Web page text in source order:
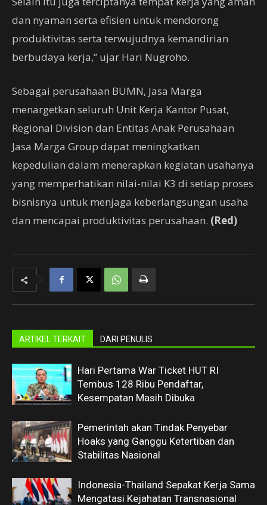
dan nyaman serta efisien untuk mendorong
produktivitas serta terwujudnya kemandirian
berbudaya kerja,” ujar Hari Nugroho.
Sebagai perusahaan BUMN, Jasa Marga
menargetkan seluruh Unit Kerja Kantor Pusat,
Regional Division dan Entitas Anak Perusahaan
Jasa Marga Group dapat meningkatkan
kepedulian dalam menerapkan kegiatan usahanya
yang memperhatikan nilai-nilai K3 di setiap proses
bisnisnya untuk menjaga keberlangsungan usaha
dan mencapai produktivitas perusahaan. (Red)
ARTIKEL TERKAIT DARI PENULIS
Hari Pertama War Ticket HUT RI
Tembus 128 Ribu Pendaftar,
Kesempatan Masih Dibuka
Pemerintah akan Tindak Penyebar
Hoaks yang Ganggu Ketertiban dan
Stabilitas Nasional
Indonesia-Thailand Sepakat Kerja Sama
Mengatasi Kejahatan Transnasional